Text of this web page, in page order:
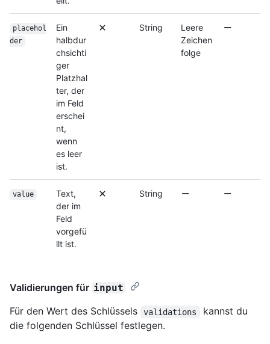
placehol
der
Ein
halbdur
chsichti
ger
Platzhal
ter, der
im Feld
erschei
nt,
wenn
es leer
ist.
String
Leere
Zeichen
folge
value
Text,
der im
Feld
vorgefü
llt ist.
String
Validierungen für input
Für den Wert des Schlüssels validations
kannst du
die folgenden Schlüssel festlegen.